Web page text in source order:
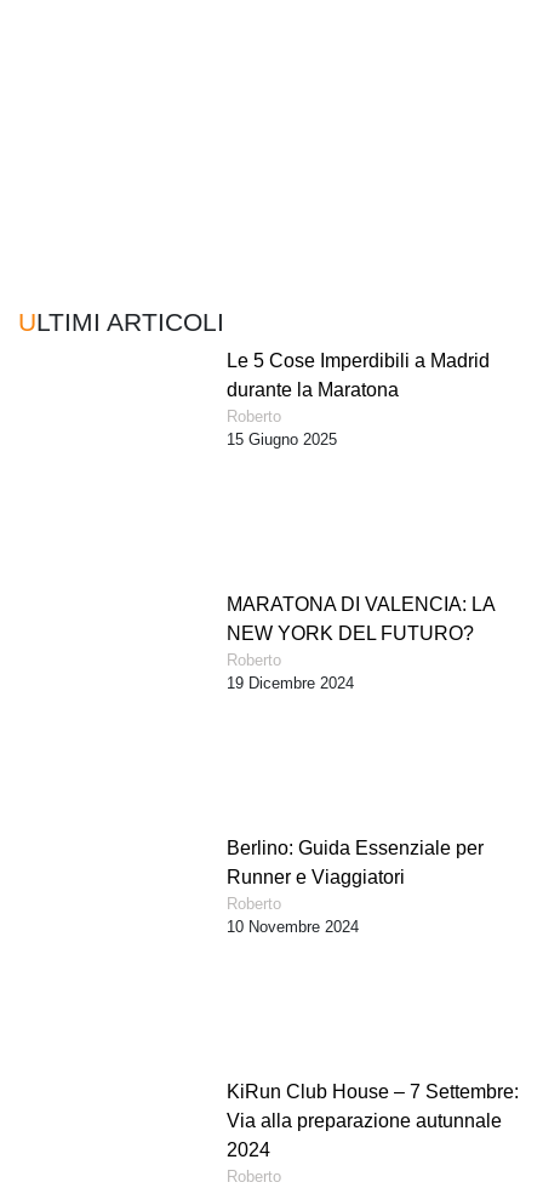
ULTIMI ARTICOLI
Le 5 Cose Imperdibili a Madrid
durante la Maratona
Roberto
15 Giugno 2025
MARATONA DI VALENCIA: LA
NEW YORK DEL FUTURO?
Roberto
19 Dicembre 2024
Berlino: Guida Essenziale per
Runner e Viaggiatori
Roberto
10 Novembre 2024
KiRun Club House – 7 Settembre:
Via alla preparazione autunnale
2024
Roberto